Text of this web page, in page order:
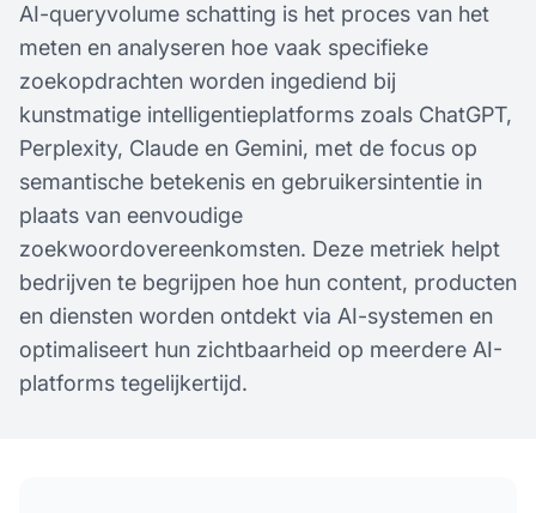
AI-queryvolume schatting is het proces van het
meten en analyseren hoe vaak specifieke
zoekopdrachten worden ingediend bij
kunstmatige intelligentieplatforms zoals ChatGPT,
Perplexity, Claude en Gemini, met de focus op
semantische betekenis en gebruikersintentie in
plaats van eenvoudige
zoekwoordovereenkomsten. Deze metriek helpt
bedrijven te begrijpen hoe hun content, producten
en diensten worden ontdekt via AI-systemen en
optimaliseert hun zichtbaarheid op meerdere AI-
platforms tegelijkertijd.